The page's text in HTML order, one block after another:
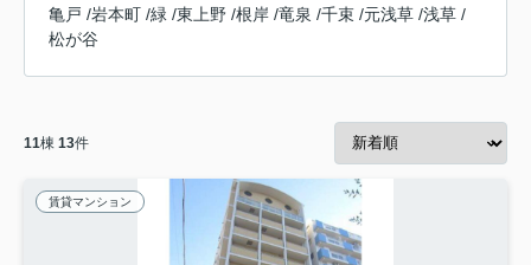
亀戸 /岩本町 /緑 /東上野 /根岸 /竜泉 /千束 /元浅草 /浅草 /
松が谷
11棟 13件
賃貸マンション